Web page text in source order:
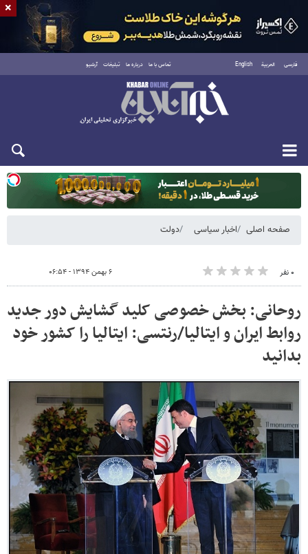
فارسی العربية English تماس با ما درباره ما تبلیغات آرشیو
یکشنبه ۱۸ مرداد ۱۴۰۵
صفحه اصلی اخبار سیاسی دولت
۰ نفر ۶ بهمن ۱۳۹۴ - ۰۶:۵۴
روحانی: بخش خصوصی کلید گشایش دور جدید
روابط ایران و ایتالیا/رنتسی: ایتالیا را کشور خود
بدانید
×